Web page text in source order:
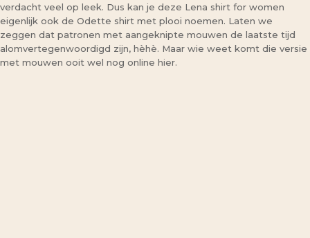
verdacht veel op leek. Dus kan je deze Lena shirt for women
eigenlijk ook de Odette shirt met plooi noemen. Laten we
zeggen dat patronen met aangeknipte mouwen de laatste tijd
alomvertegenwoordigd zijn, hèhè. Maar wie weet komt die versie
met mouwen ooit wel nog online hier.